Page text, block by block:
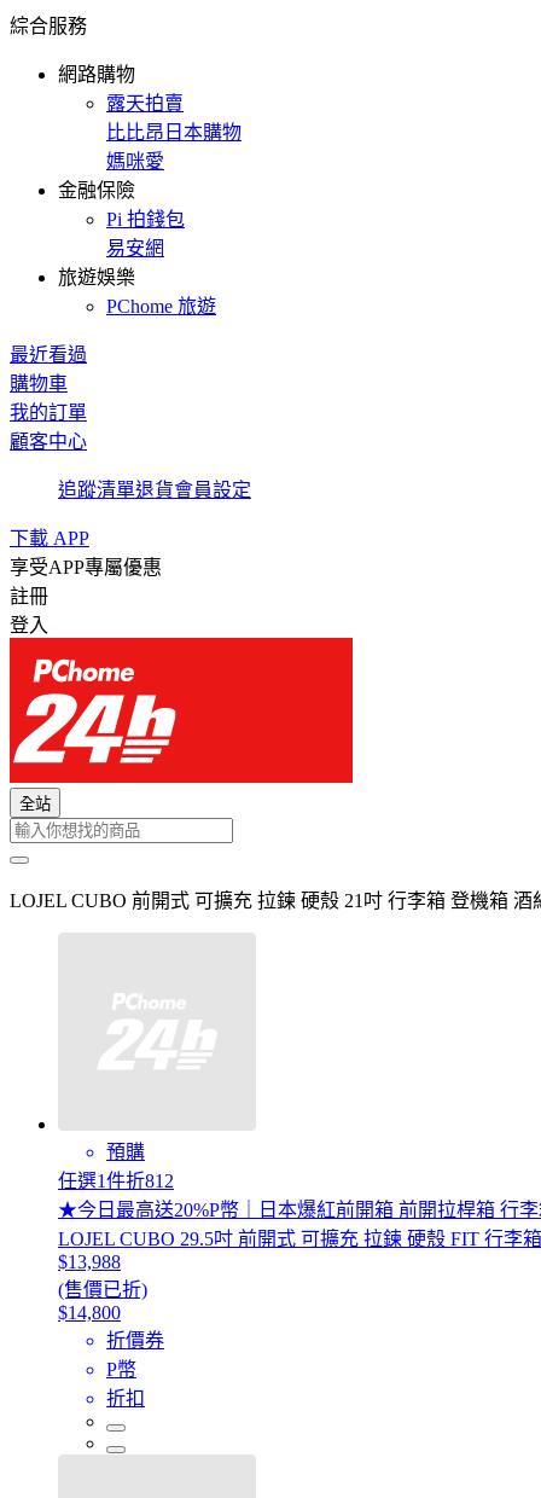
綜合服務
網路購物
露天拍賣
比比昂日本購物
媽咪愛
金融保險
Pi 拍錢包
易安網
旅遊娛樂
PChome 旅遊
最近看過
購物車
我的訂單
顧客中心
追蹤清單退貨會員設定
下載 APP
享受APP專屬優惠
註冊
登入
全站
LOJEL CUBO 前開式 可擴充 拉鍊 硬殼 21吋 行李箱 登機箱 酒
預購
任選1件折812
★今日最高送20%P幣｜日本爆紅前開箱 前開拉桿箱 行
LOJEL CUBO 29.5吋 前開式 可擴充 拉鍊 硬殼 FIT 行李
$13,988
(售價已折)
$14,800
折價券
P幣
折扣